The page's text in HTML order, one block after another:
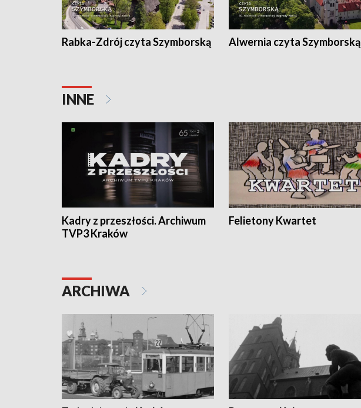
Rabka-Zdrój czyta Szymborską Alwernia czyta Szymborską
INNE
Kadry z przeszłości. Archiwum
TVP3 Kraków
Felietony Kwartet
ARCHIWA